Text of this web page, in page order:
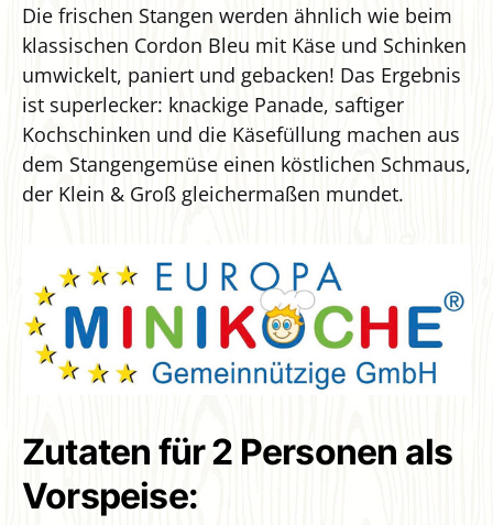
Die frischen Stangen werden ähnlich wie beim
klassischen Cordon Bleu mit Käse und Schinken
umwickelt, paniert und gebacken! Das Ergebnis
ist superlecker: knackige Panade, saftiger
Kochschinken und die Käsefüllung machen aus
dem Stangengemüse einen köstlichen Schmaus,
der Klein & Groß gleichermaßen mundet.
Zutaten für 2 Personen als
Vorspeise: